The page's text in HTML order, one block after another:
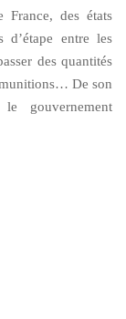
des états
d’étape entre les
des quantités
De son
gouvernement